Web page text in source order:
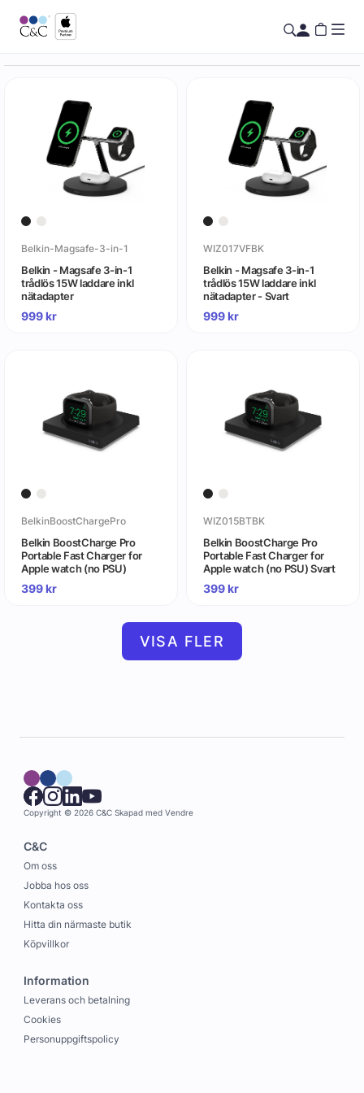
Belkin-Magsafe-3-in-1
Belkin - Magsafe 3-in-1
trådlös 15W laddare inkl
nätadapter
999kr
WIZ017VFBK
Belkin - Magsafe 3-in-1
trådlös 15W laddare inkl
nätadapter - Svart
999kr
BelkinBoostChargePro
Belkin BoostCharge Pro
Portable Fast Charger for
Apple watch (no PSU)
399kr
WIZ015BTBK
Belkin BoostCharge Pro
Portable Fast Charger for
Apple watch (no PSU) Svart
399kr
VISA FLER
Copyright © 2026 C&C Skapad med Vendre
C&C
Om oss
Jobba hos oss
Kontakta oss
Hitta din närmaste butik
Köpvillkor
Information
Leverans och betalning
Cookies
Personuppgiftspolicy